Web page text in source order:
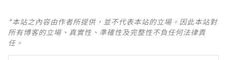
*本站之內容由作者所提供，並不代表本站的立場。因此本站對
所有博客的立場、真實性、準確性及完整性不負任何法律責
任。